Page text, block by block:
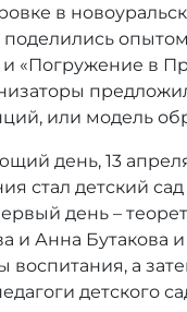
в
поделились
и «Погружение в
или модель
день, 13
стал детский
день –
и Анна Бутакова
воспитания, а
детского